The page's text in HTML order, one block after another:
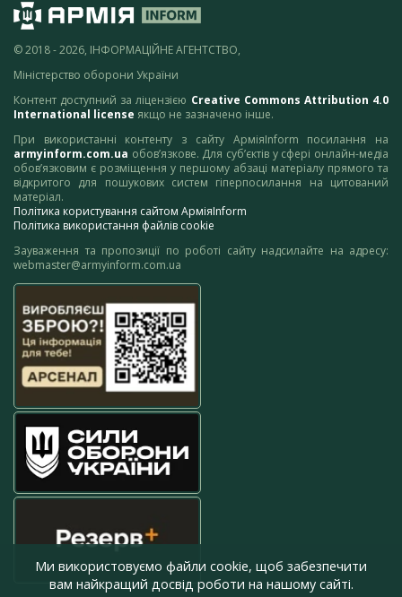
© 2018 - 2026, ІНФОРМАЦІЙНЕ АГЕНТСТВО,
Міністерство оборони України
Контент доступний за ліцензією Creative Commons Attribution 4.0
International license якщо не зазначено інше.
При використанні контенту з сайту АрміяInform посилання на
armyinform.com.ua обов’язкове. Для суб’єктів у сфері онлайн-медіа
обов’язковим є розміщення у першому абзаці матеріалу прямого та
відкритого для пошукових систем гіперпосилання на цитований
матеріал.
Політика користування сайтом АрміяInform
Політика використання файлів cookie
Зауваження та пропозиції по роботі сайту надсилайте на адресу:
webmaster@armyinform.com.ua
Ми використовуємо файли cookie, щоб забезпечити
вам найкращий досвід роботи на нашому сайті.